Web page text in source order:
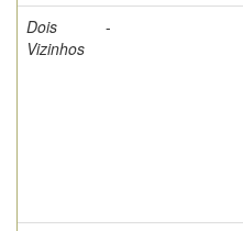
Dois
Vizinhos
-